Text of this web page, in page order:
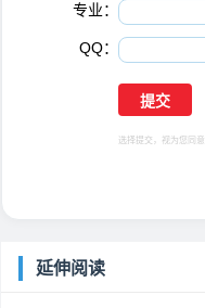
专业：
QQ：
选择提交，视为您同意
延伸阅读